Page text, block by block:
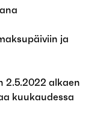
ja
2.5.2022 alkaen
kuukaudessa